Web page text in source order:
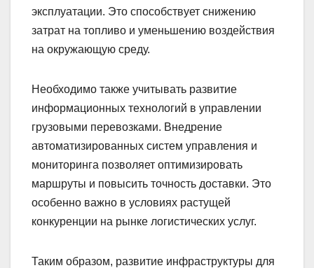
эксплуатации. Это способствует снижению
затрат на топливо и уменьшению воздействия
на окружающую среду.
Необходимо также учитывать развитие
информационных технологий в управлении
грузовыми перевозками. Внедрение
автоматизированных систем управления и
мониторинга позволяет оптимизировать
маршруты и повысить точность доставки. Это
особенно важно в условиях растущей
конкуренции на рынке логистических услуг.
Таким образом, развитие инфраструктуры для